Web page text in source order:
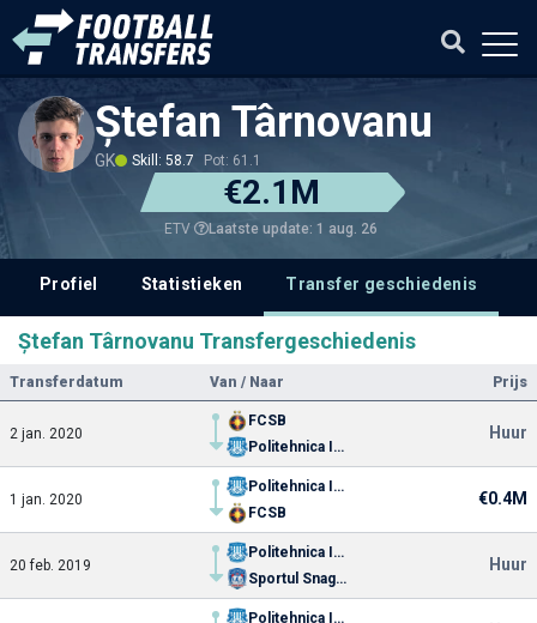
Ștefan Târnovanu
GK Skill: 58.7 Pot: 61.1
€2.1M
ETV Laatste update: 1 aug. 26
Profiel Statistieken Transfer geschiedenis
Ștefan Târnovanu Transfergeschiedenis
Transferdatum Van / Naar Prijs
2 jan. 2020
FCSB
Politehnica Iasi
Huur
1 jan. 2020
Politehnica Iasi
FCSB
€0.4M
20 feb. 2019
Politehnica Iasi
Sportul Snagov
Huur
Politehnica Iasi